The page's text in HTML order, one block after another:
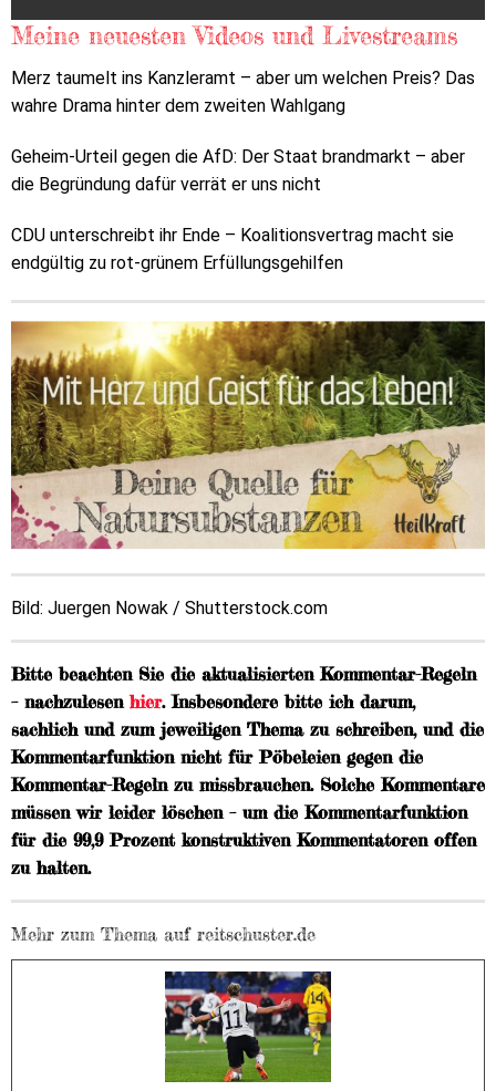
Meine neuesten Videos und Livestreams
Merz taumelt ins Kanzleramt – aber um welchen Preis? Das
wahre Drama hinter dem zweiten Wahlgang
Geheim-Urteil gegen die AfD: Der Staat brandmarkt – aber
die Begründung dafür verrät er uns nicht
CDU unterschreibt ihr Ende – Koalitionsvertrag macht sie
endgültig zu rot-grünem Erfüllungsgehilfen
Bild: Juergen Nowak / Shutterstock.com
Bitte beachten Sie die aktualisierten Kommentar-Regeln
– nachzulesenhier. Insbesondere bitte ich darum,
sachlich und zum jeweiligen Thema zu schreiben, und die
Kommentarfunktion nicht für Pöbeleien gegen die
Kommentar-Regeln zu missbrauchen. Solche Kommentare
müssen wir leider löschen – um die Kommentarfunktion
für die 99,9 Prozent konstruktiven Kommentatoren offen
zu halten.
Mehr zum Thema auf reitschuster.de